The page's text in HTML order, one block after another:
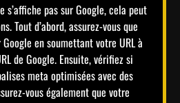
s’affiche pas sur Google, cela peut
Tout d’abord, assurez-vous que
en soumettant votre URL à
de Google. Ensuite, vérifiez si
meta optimisées avec des
vous également que votre